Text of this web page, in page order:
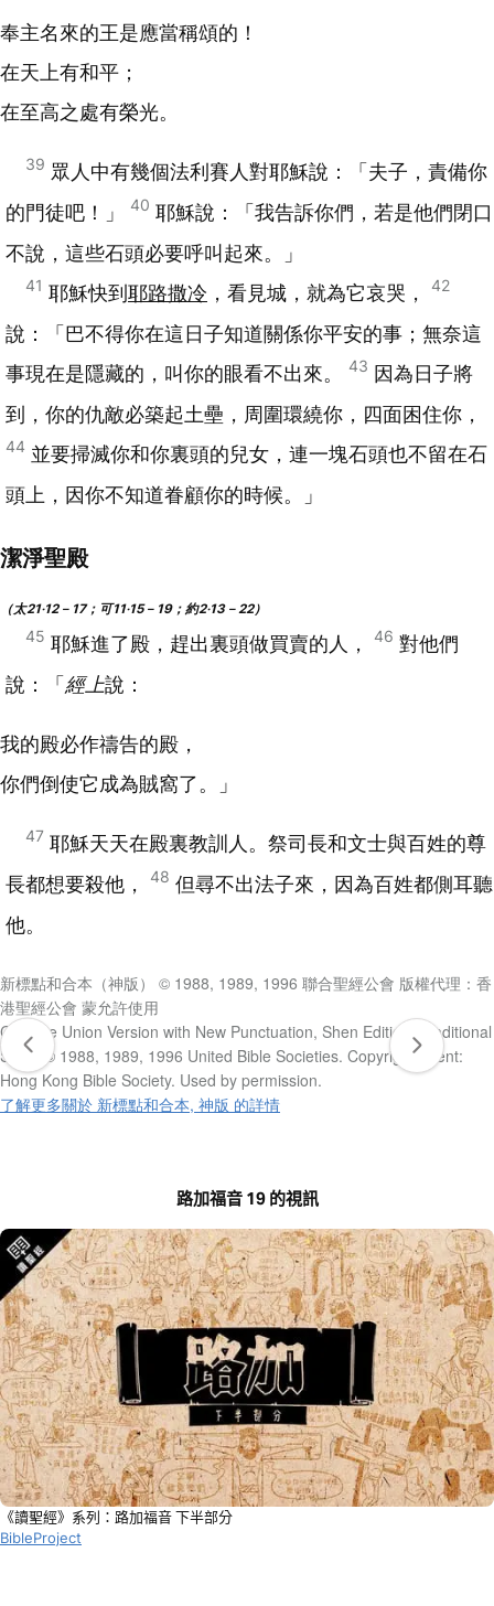
奉主名來的王是應當稱頌的！
在天上有和平；
在至高之處有榮光。
39 眾人中有幾個法利賽人對耶穌說：「夫子，責備你
的門徒吧！」
40 耶穌說：「我告訴你們，若是他們閉口
不說，這些石頭必要呼叫起來。」
41 耶穌快到 耶路撒冷 ，看見城，就為它哀哭， 42
說：「巴不得你在這日子知道關係你平安的事；無奈這
事現在是隱藏的，叫你的眼看不出來。
43 因為日子將
到，你的仇敵必築起土壘，周圍環繞你，四面困住你，
44 並要掃滅你和你裏頭的兒女，連一塊石頭也不留在石
頭上，因你不知道眷顧你的時候。」
潔淨聖殿
（太21‧12－17；可11‧15－19；約2‧13－22）
45 耶穌進了殿，趕出裏頭做買賣的人， 46 對他們
說：「 經上說：
我的殿必作禱告的殿，
你們倒使它成為賊窩了。」
47 耶穌天天在殿裏教訓人。祭司長和文士與百姓的尊
長都想要殺他，
48 但尋不出法子來，因為百姓都側耳聽
他。
新標點和合本（神版） © 1988, 1989, 1996 聯合聖經公會 版權代理：香
港聖經公會 蒙允許使用
Chinese Union Version with New Punctuation, Shen Edition, Traditional
Script © 1988, 1989, 1996 United Bible Societies. Copyright agent:
Hong Kong Bible Society. Used by permission.
了解更多關於 新標點和合本, 神版 的詳情
路加福音 19 的視訊
《讀聖經》系列：路加福音 下半部分
BibleProject